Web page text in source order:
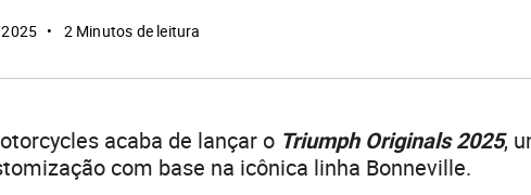
2 Minutos de leitura
acaba de lançar o Triumph Originals 2025,
com base na icônica linha Bonneville.